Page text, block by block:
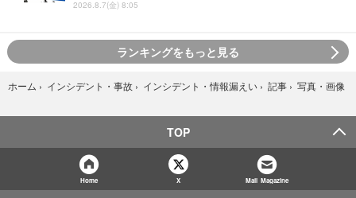
2026.8.7(金) 8:05
ランキングをもっと見る
ホーム › インシデント・事故 › インシデント・情報漏えい › 記事 › 写真・画像
TOP
Home X Mail Magazine